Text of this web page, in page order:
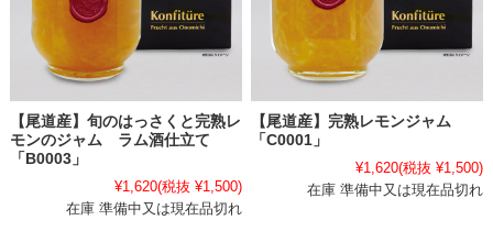
【尾道産】旬のはっさくと完熟レ
モンのジャム ラム酒仕立て
「B0003」
¥1,620(税抜 ¥1,500)
在庫 準備中又は現在品切れ
【尾道産】完熟レモンジャム
「C0001」
¥1,620(税抜 ¥1,500)
在庫 準備中又は現在品切れ